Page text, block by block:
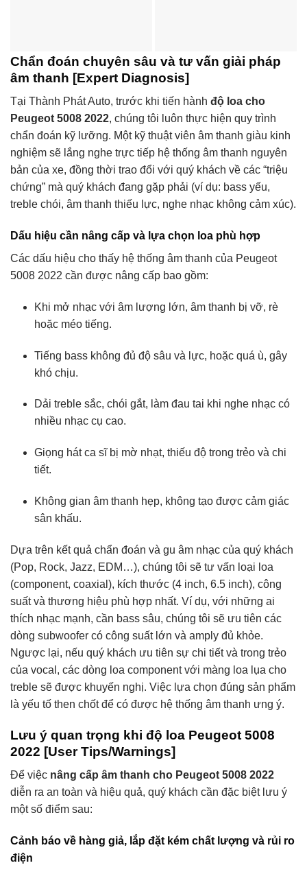
Chẩn đoán chuyên sâu và tư vấn giải pháp
âm thanh [Expert Diagnosis]
Tại Thành Phát Auto, trước khi tiến hành độ loa cho
Peugeot 5008 2022, chúng tôi luôn thực hiện quy trình
chẩn đoán kỹ lưỡng. Một kỹ thuật viên âm thanh giàu kinh
nghiệm sẽ lắng nghe trực tiếp hệ thống âm thanh nguyên
bản của xe, đồng thời trao đổi với quý khách về các “triệu
chứng” mà quý khách đang gặp phải (ví dụ: bass yếu,
treble chói, âm thanh thiếu lực, nghe nhạc không cảm xúc).
Dấu hiệu cần nâng cấp và lựa chọn loa phù hợp
Các dấu hiệu cho thấy hệ thống âm thanh của Peugeot
5008 2022 cần được nâng cấp bao gồm:
Khi mở nhạc với âm lượng lớn, âm thanh bị vỡ, rè
hoặc méo tiếng.
Tiếng bass không đủ độ sâu và lực, hoặc quá ù, gây
khó chịu.
Dải treble sắc, chói gắt, làm đau tai khi nghe nhạc có
nhiều nhạc cụ cao.
Giọng hát ca sĩ bị mờ nhạt, thiếu độ trong trẻo và chi
tiết.
Không gian âm thanh hẹp, không tạo được cảm giác
sân khấu.
Dựa trên kết quả chẩn đoán và gu âm nhạc của quý khách
(Pop, Rock, Jazz, EDM…), chúng tôi sẽ tư vấn loại loa
(component, coaxial), kích thước (4 inch, 6.5 inch), công
suất và thương hiệu phù hợp nhất. Ví dụ, với những ai
thích nhạc mạnh, cần bass sâu, chúng tôi sẽ ưu tiên các
dòng subwoofer có công suất lớn và amply đủ khỏe.
Ngược lại, nếu quý khách ưu tiên sự chi tiết và trong trẻo
của vocal, các dòng loa component với màng loa lụa cho
treble sẽ được khuyến nghị. Việc lựa chọn đúng sản phẩm
là yếu tố then chốt để có được hệ thống âm thanh ưng ý.
Lưu ý quan trọng khi độ loa Peugeot 5008
2022 [User Tips/Warnings]
Để việc nâng cấp âm thanh cho Peugeot 5008 2022
diễn ra an toàn và hiệu quả, quý khách cần đặc biệt lưu ý
một số điểm sau:
Cảnh báo về hàng giả, lắp đặt kém chất lượng và rủi ro
điện